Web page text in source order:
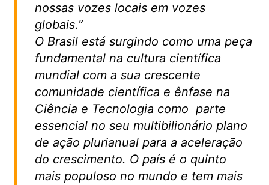
nossas vozes locais em vozes
globais.”
O Brasil está surgindo como uma peça
fundamental na cultura científica
mundial com a sua crescente
comunidade científica e ênfase na
Ciência e Tecnologia como parte
essencial no seu multibilionário plano
de ação plurianual para a aceleração
do crescimento. O país é o quinto
mais populoso no mundo e tem mais